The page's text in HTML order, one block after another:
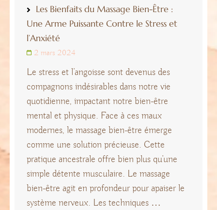
Les Bienfaits du Massage Bien-Être :
Une Arme Puissante Contre le Stress et
l’Anxiété
2 mars 2024
Le stress et l’angoisse sont devenus des
compagnons indésirables dans notre vie
quotidienne, impactant notre bien-être
mental et physique. Face à ces maux
modernes, le massage bien-être émerge
comme une solution précieuse. Cette
pratique ancestrale offre bien plus qu’une
simple détente musculaire. Le massage
bien-être agit en profondeur pour apaiser le
système nerveux. Les techniques …